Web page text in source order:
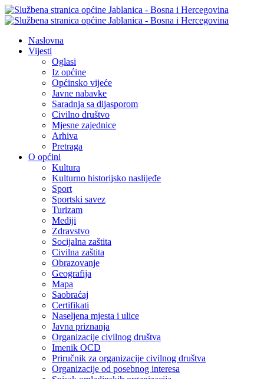
Naslovna
Vijesti
Oglasi
Iz općine
Općinsko vijeće
Javne nabavke
Saradnja sa dijasporom
Civilno društvo
Mjesne zajednice
Arhiva
Pretraga
O općini
Kultura
Kulturno historijsko naslijeđe
Sport
Sportski savez
Turizam
Mediji
Zdravstvo
Socijalna zaštita
Civilna zaštita
Obrazovanje
Geografija
Mapa
Saobraćaj
Certifikati
Naseljena mjesta i ulice
Javna priznanja
Organizacije civilnog društva
Imenik OCD
Priručnik za organizacije civilnog društva
Organizacije od posebnog interesa